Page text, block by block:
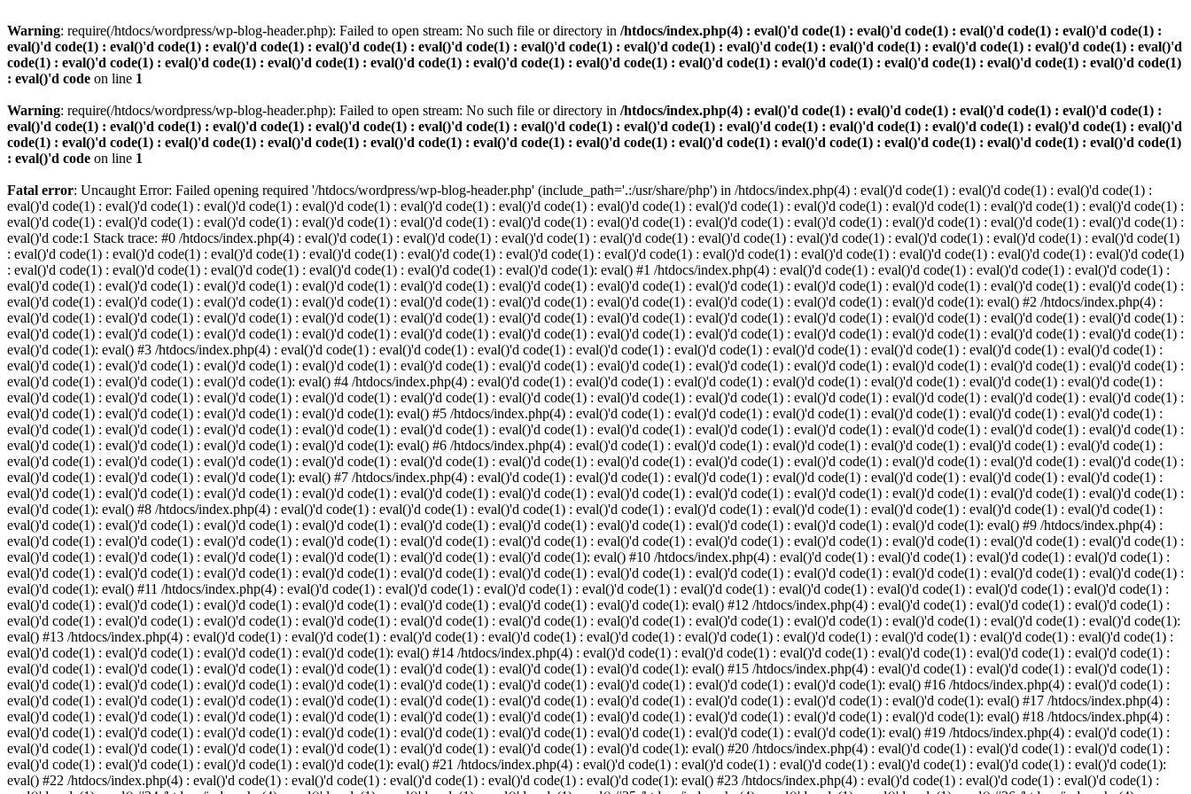
Warning: require(/htdocs/wordpress/wp-blog-header.php): Failed to open stream: No such file or directory in /htdocs/index.php(4) : eval()'d code(1) : eval()'d code(1) : eval()'d code(1) : eval()'d code(1) :
eval()'d code(1) : eval()'d code(1) : eval()'d code(1) : eval()'d code(1) : eval()'d code(1) : eval()'d code(1) : eval()'d code(1) : eval()'d code(1) : eval()'d code(1) : eval()'d code(1) : eval()'d code(1) : eval()'d
code(1) : eval()'d code(1) : eval()'d code(1) : eval()'d code(1) : eval()'d code(1) : eval()'d code(1) : eval()'d code(1) : eval()'d code(1) : eval()'d code(1) : eval()'d code(1) : eval()'d code(1) : eval()'d code(1)
: eval()'d code on line 1
Warning: require(/htdocs/wordpress/wp-blog-header.php): Failed to open stream: No such file or directory in /htdocs/index.php(4) : eval()'d code(1) : eval()'d code(1) : eval()'d code(1) : eval()'d code(1) :
eval()'d code(1) : eval()'d code(1) : eval()'d code(1) : eval()'d code(1) : eval()'d code(1) : eval()'d code(1) : eval()'d code(1) : eval()'d code(1) : eval()'d code(1) : eval()'d code(1) : eval()'d code(1) : eval()'d
code(1) : eval()'d code(1) : eval()'d code(1) : eval()'d code(1) : eval()'d code(1) : eval()'d code(1) : eval()'d code(1) : eval()'d code(1) : eval()'d code(1) : eval()'d code(1) : eval()'d code(1) : eval()'d code(1)
: eval()'d code on line 1
Fatal error: Uncaught Error: Failed opening required '/htdocs/wordpress/wp-blog-header.php' (include_path='.:/usr/share/php') in /htdocs/index.php(4) : eval()'d code(1) : eval()'d code(1) : eval()'d code(1) :
eval()'d code(1) : eval()'d code(1) : eval()'d code(1) : eval()'d code(1) : eval()'d code(1) : eval()'d code(1) : eval()'d code(1) : eval()'d code(1) : eval()'d code(1) : eval()'d code(1) : eval()'d code(1) : eval()'d code(1) :
eval()'d code(1) : eval()'d code(1) : eval()'d code(1) : eval()'d code(1) : eval()'d code(1) : eval()'d code(1) : eval()'d code(1) : eval()'d code(1) : eval()'d code(1) : eval()'d code(1) : eval()'d code(1) : eval()'d code(1) :
eval()'d code:1 Stack trace: #0 /htdocs/index.php(4) : eval()'d code(1) : eval()'d code(1) : eval()'d code(1) : eval()'d code(1) : eval()'d code(1) : eval()'d code(1) : eval()'d code(1) : eval()'d code(1) : eval()'d code(1)
: eval()'d code(1) : eval()'d code(1) : eval()'d code(1) : eval()'d code(1) : eval()'d code(1) : eval()'d code(1) : eval()'d code(1) : eval()'d code(1) : eval()'d code(1) : eval()'d code(1) : eval()'d code(1) : eval()'d code(1)
: eval()'d code(1) : eval()'d code(1) : eval()'d code(1) : eval()'d code(1) : eval()'d code(1) : eval()'d code(1): eval() #1 /htdocs/index.php(4) : eval()'d code(1) : eval()'d code(1) : eval()'d code(1) : eval()'d code(1) :
eval()'d code(1) : eval()'d code(1) : eval()'d code(1) : eval()'d code(1) : eval()'d code(1) : eval()'d code(1) : eval()'d code(1) : eval()'d code(1) : eval()'d code(1) : eval()'d code(1) : eval()'d code(1) : eval()'d code(1) :
eval()'d code(1) : eval()'d code(1) : eval()'d code(1) : eval()'d code(1) : eval()'d code(1) : eval()'d code(1) : eval()'d code(1) : eval()'d code(1) : eval()'d code(1) : eval()'d code(1): eval() #2 /htdocs/index.php(4) :
eval()'d code(1) : eval()'d code(1) : eval()'d code(1) : eval()'d code(1) : eval()'d code(1) : eval()'d code(1) : eval()'d code(1) : eval()'d code(1) : eval()'d code(1) : eval()'d code(1) : eval()'d code(1) : eval()'d code(1) :
eval()'d code(1) : eval()'d code(1) : eval()'d code(1) : eval()'d code(1) : eval()'d code(1) : eval()'d code(1) : eval()'d code(1) : eval()'d code(1) : eval()'d code(1) : eval()'d code(1) : eval()'d code(1) : eval()'d code(1) :
eval()'d code(1): eval() #3 /htdocs/index.php(4) : eval()'d code(1) : eval()'d code(1) : eval()'d code(1) : eval()'d code(1) : eval()'d code(1) : eval()'d code(1) : eval()'d code(1) : eval()'d code(1) : eval()'d code(1) :
eval()'d code(1) : eval()'d code(1) : eval()'d code(1) : eval()'d code(1) : eval()'d code(1) : eval()'d code(1) : eval()'d code(1) : eval()'d code(1) : eval()'d code(1) : eval()'d code(1) : eval()'d code(1) : eval()'d code(1) :
eval()'d code(1) : eval()'d code(1) : eval()'d code(1): eval() #4 /htdocs/index.php(4) : eval()'d code(1) : eval()'d code(1) : eval()'d code(1) : eval()'d code(1) : eval()'d code(1) : eval()'d code(1) : eval()'d code(1) :
eval()'d code(1) : eval()'d code(1) : eval()'d code(1) : eval()'d code(1) : eval()'d code(1) : eval()'d code(1) : eval()'d code(1) : eval()'d code(1) : eval()'d code(1) : eval()'d code(1) : eval()'d code(1) : eval()'d code(1) :
eval()'d code(1) : eval()'d code(1) : eval()'d code(1) : eval()'d code(1): eval() #5 /htdocs/index.php(4) : eval()'d code(1) : eval()'d code(1) : eval()'d code(1) : eval()'d code(1) : eval()'d code(1) : eval()'d code(1) :
eval()'d code(1) : eval()'d code(1) : eval()'d code(1) : eval()'d code(1) : eval()'d code(1) : eval()'d code(1) : eval()'d code(1) : eval()'d code(1) : eval()'d code(1) : eval()'d code(1) : eval()'d code(1) : eval()'d code(1) :
eval()'d code(1) : eval()'d code(1) : eval()'d code(1) : eval()'d code(1): eval() #6 /htdocs/index.php(4) : eval()'d code(1) : eval()'d code(1) : eval()'d code(1) : eval()'d code(1) : eval()'d code(1) : eval()'d code(1) :
eval()'d code(1) : eval()'d code(1) : eval()'d code(1) : eval()'d code(1) : eval()'d code(1) : eval()'d code(1) : eval()'d code(1) : eval()'d code(1) : eval()'d code(1) : eval()'d code(1) : eval()'d code(1) : eval()'d code(1) :
eval()'d code(1) : eval()'d code(1) : eval()'d code(1): eval() #7 /htdocs/index.php(4) : eval()'d code(1) : eval()'d code(1) : eval()'d code(1) : eval()'d code(1) : eval()'d code(1) : eval()'d code(1) : eval()'d code(1) :
eval()'d code(1) : eval()'d code(1) : eval()'d code(1) : eval()'d code(1) : eval()'d code(1) : eval()'d code(1) : eval()'d code(1) : eval()'d code(1) : eval()'d code(1) : eval()'d code(1) : eval()'d code(1) : eval()'d code(1) :
eval()'d code(1): eval() #8 /htdocs/index.php(4) : eval()'d code(1) : eval()'d code(1) : eval()'d code(1) : eval()'d code(1) : eval()'d code(1) : eval()'d code(1) : eval()'d code(1) : eval()'d code(1) : eval()'d code(1) :
eval()'d code(1) : eval()'d code(1) : eval()'d code(1) : eval()'d code(1) : eval()'d code(1) : eval()'d code(1) : eval()'d code(1) : eval()'d code(1) : eval()'d code(1) : eval()'d code(1): eval() #9 /htdocs/index.php(4) :
eval()'d code(1) : eval()'d code(1) : eval()'d code(1) : eval()'d code(1) : eval()'d code(1) : eval()'d code(1) : eval()'d code(1) : eval()'d code(1) : eval()'d code(1) : eval()'d code(1) : eval()'d code(1) : eval()'d code(1) :
eval()'d code(1) : eval()'d code(1) : eval()'d code(1) : eval()'d code(1) : eval()'d code(1) : eval()'d code(1): eval() #10 /htdocs/index.php(4) : eval()'d code(1) : eval()'d code(1) : eval()'d code(1) : eval()'d code(1) :
eval()'d code(1) : eval()'d code(1) : eval()'d code(1) : eval()'d code(1) : eval()'d code(1) : eval()'d code(1) : eval()'d code(1) : eval()'d code(1) : eval()'d code(1) : eval()'d code(1) : eval()'d code(1) : eval()'d code(1) :
eval()'d code(1): eval() #11 /htdocs/index.php(4) : eval()'d code(1) : eval()'d code(1) : eval()'d code(1) : eval()'d code(1) : eval()'d code(1) : eval()'d code(1) : eval()'d code(1) : eval()'d code(1) : eval()'d code(1) :
eval()'d code(1) : eval()'d code(1) : eval()'d code(1) : eval()'d code(1) : eval()'d code(1) : eval()'d code(1) : eval()'d code(1): eval() #12 /htdocs/index.php(4) : eval()'d code(1) : eval()'d code(1) : eval()'d code(1) :
eval()'d code(1) : eval()'d code(1) : eval()'d code(1) : eval()'d code(1) : eval()'d code(1) : eval()'d code(1) : eval()'d code(1) : eval()'d code(1) : eval()'d code(1) : eval()'d code(1) : eval()'d code(1) : eval()'d code(1):
eval() #13 /htdocs/index.php(4) : eval()'d code(1) : eval()'d code(1) : eval()'d code(1) : eval()'d code(1) : eval()'d code(1) : eval()'d code(1) : eval()'d code(1) : eval()'d code(1) : eval()'d code(1) : eval()'d code(1) :
eval()'d code(1) : eval()'d code(1) : eval()'d code(1) : eval()'d code(1): eval() #14 /htdocs/index.php(4) : eval()'d code(1) : eval()'d code(1) : eval()'d code(1) : eval()'d code(1) : eval()'d code(1) : eval()'d code(1) :
eval()'d code(1) : eval()'d code(1) : eval()'d code(1) : eval()'d code(1) : eval()'d code(1) : eval()'d code(1) : eval()'d code(1): eval() #15 /htdocs/index.php(4) : eval()'d code(1) : eval()'d code(1) : eval()'d code(1) :
eval()'d code(1) : eval()'d code(1) : eval()'d code(1) : eval()'d code(1) : eval()'d code(1) : eval()'d code(1) : eval()'d code(1) : eval()'d code(1) : eval()'d code(1): eval() #16 /htdocs/index.php(4) : eval()'d code(1) :
eval()'d code(1) : eval()'d code(1) : eval()'d code(1) : eval()'d code(1) : eval()'d code(1) : eval()'d code(1) : eval()'d code(1) : eval()'d code(1) : eval()'d code(1) : eval()'d code(1): eval() #17 /htdocs/index.php(4) :
eval()'d code(1) : eval()'d code(1) : eval()'d code(1) : eval()'d code(1) : eval()'d code(1) : eval()'d code(1) : eval()'d code(1) : eval()'d code(1) : eval()'d code(1) : eval()'d code(1): eval() #18 /htdocs/index.php(4) :
eval()'d code(1) : eval()'d code(1) : eval()'d code(1) : eval()'d code(1) : eval()'d code(1) : eval()'d code(1) : eval()'d code(1) : eval()'d code(1) : eval()'d code(1): eval() #19 /htdocs/index.php(4) : eval()'d code(1) :
eval()'d code(1) : eval()'d code(1) : eval()'d code(1) : eval()'d code(1) : eval()'d code(1) : eval()'d code(1) : eval()'d code(1): eval() #20 /htdocs/index.php(4) : eval()'d code(1) : eval()'d code(1) : eval()'d code(1) :
eval()'d code(1) : eval()'d code(1) : eval()'d code(1) : eval()'d code(1): eval() #21 /htdocs/index.php(4) : eval()'d code(1) : eval()'d code(1) : eval()'d code(1) : eval()'d code(1) : eval()'d code(1) : eval()'d code(1):
eval() #22 /htdocs/index.php(4) : eval()'d code(1) : eval()'d code(1) : eval()'d code(1) : eval()'d code(1) : eval()'d code(1): eval() #23 /htdocs/index.php(4) : eval()'d code(1) : eval()'d code(1) : eval()'d code(1) :